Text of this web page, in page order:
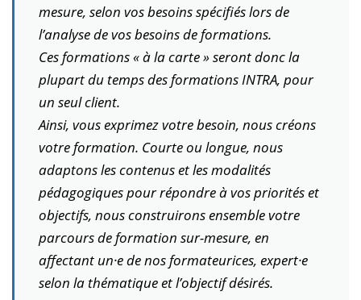
mesure, selon vos besoins spécifiés lors de
l’analyse de vos besoins de formations.
Ces formations « à la carte » seront donc la
plupart du temps des formations INTRA, pour
un seul client.
Ainsi, vous exprimez votre besoin, nous créons
votre formation. Courte ou longue, nous
adaptons les contenus et les modalités
pédagogiques pour répondre à vos priorités et
objectifs, nous construirons ensemble votre
parcours de formation sur-mesure, en
affectant un·e de nos formateurices, expert·e
selon la thématique et l’objectif désirés.